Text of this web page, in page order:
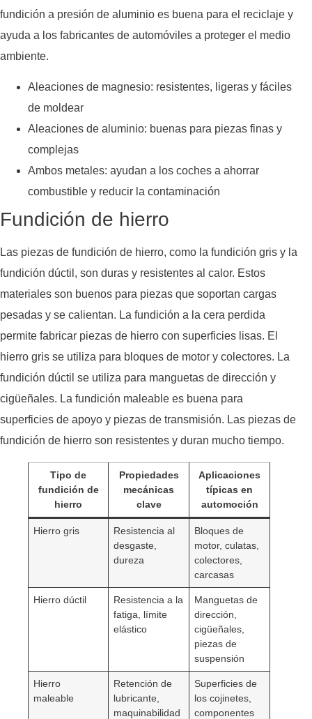
fundición a presión de aluminio es buena para el reciclaje y
ayuda a los fabricantes de automóviles a proteger el medio
ambiente.
Aleaciones de magnesio: resistentes, ligeras y fáciles
de moldear
Aleaciones de aluminio: buenas para piezas finas y
complejas
Ambos metales: ayudan a los coches a ahorrar
combustible y reducir la contaminación
Fundición de hierro
Las piezas de fundición de hierro, como la fundición gris y la
fundición dúctil, son duras y resistentes al calor. Estos
materiales son buenos para piezas que soportan cargas
pesadas y se calientan. La fundición a la cera perdida
permite fabricar piezas de hierro con superficies lisas. El
hierro gris se utiliza para bloques de motor y colectores. La
fundición dúctil se utiliza para manguetas de dirección y
cigüeñales. La fundición maleable es buena para
superficies de apoyo y piezas de transmisión. Las piezas de
fundición de hierro son resistentes y duran mucho tiempo.
Tipo de
fundición de
hierro
Propiedades
mecánicas
clave
Aplicaciones
típicas en
automoción
Hierro gris
Resistencia al
desgaste,
dureza
Bloques de
motor, culatas,
colectores,
carcasas
Hierro dúctil
Resistencia a la
fatiga, límite
elástico
Manguetas de
dirección,
cigüeñales,
piezas de
suspensión
Hierro
maleable
Retención de
lubricante,
maquinabilidad
Superficies de
los cojinetes,
componentes